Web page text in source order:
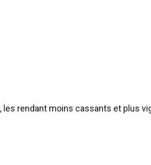
rendant moins cassants et plus